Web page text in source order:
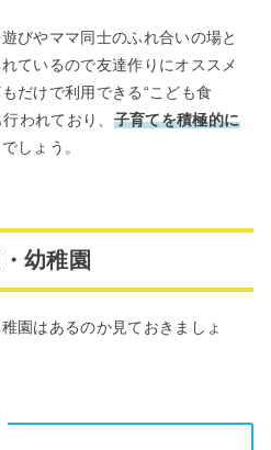
びやママ同士のふれ合いの場と
ているので友達作りにオススメ
だけで利用できる“こども食
われており、 子育てを積極的に
しょう。
幼稚園
園はあるのか見ておきましょ